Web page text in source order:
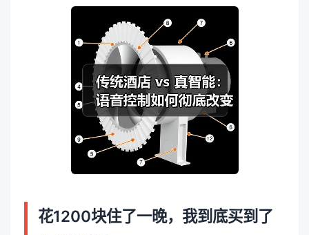
花1200块住了一晚，我到底买到了